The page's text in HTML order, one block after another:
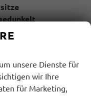
Assist"" inkl.
und
Assist""
unsere Dienste für
wir Ihre
für Marketing,